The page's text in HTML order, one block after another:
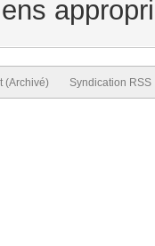
(Archivé) Syndication RSS